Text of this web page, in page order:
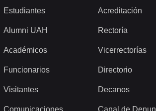
Estudiantes
Alumni UAH
Académicos
Funcionarios
Visitantes
Acreditación
Rectoría
Vicerrectorías
Directorio
Decanos